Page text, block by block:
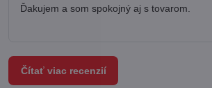
Ďakujem a som spokojný aj s tovarom.
Čítať viac recenzií